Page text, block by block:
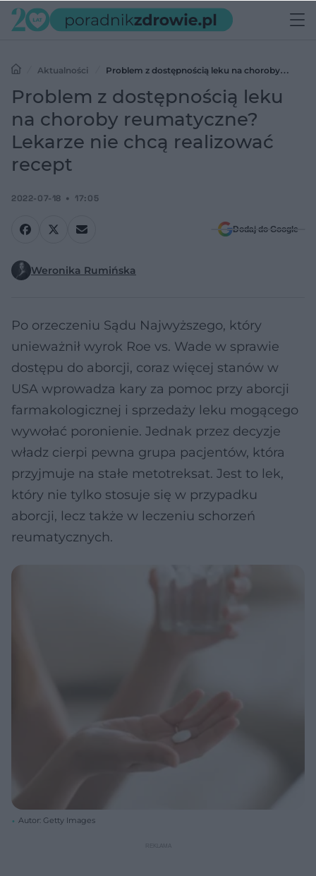
Aktualności
Problem z dostępnością leku na choroby
reumatyczne? Lekarze nie chcą realizować recept
Problem z dostępnością leku
na choroby reumatyczne?
Lekarze nie chcą realizować
recept
2022-07-18 17:05
Dodaj do Google
Weronika Rumińska
Po orzeczeniu Sądu Najwyższego, który
unieważnił wyrok Roe vs. Wade w sprawie
dostępu do aborcji, coraz więcej stanów w
USA wprowadza kary za pomoc przy aborcji
farmakologicznej i sprzedaży leku mogącego
wywołać poronienie. Jednak przez decyzje
władz cierpi pewna grupa pacjentów, która
przyjmuje na stałe metotreksat. Jest to lek,
który nie tylko stosuje się w przypadku
aborcji, lecz także w leczeniu schorzeń
reumatycznych.
Autor: Getty Images